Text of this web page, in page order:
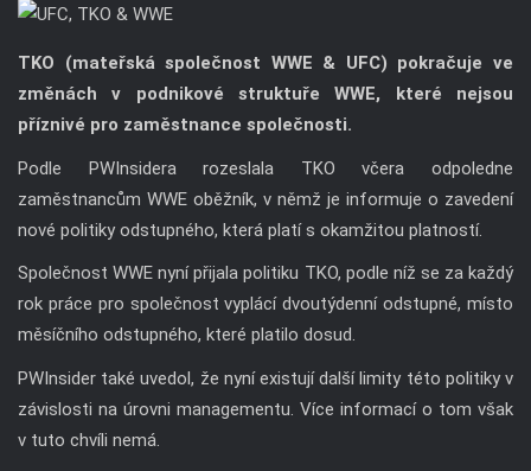
TKO (mateřská společnost WWE & UFC) pokračuje ve
změnách v podnikové struktuře WWE, které nejsou
příznivé pro zaměstnance společnosti.
Podle PWInsidera rozeslala TKO včera odpoledne
zaměstnancům WWE oběžník, v němž je informuje o zavedení
nové politiky odstupného, která platí s okamžitou platností.
Společnost WWE nyní přijala politiku TKO, podle níž se za každý
rok práce pro společnost vyplácí dvoutýdenní odstupné, místo
měsíčního odstupného, které platilo dosud.
PWInsider také uvedol, že nyní existují další limity této politiky v
závislosti na úrovni managementu. Více informací o tom však
v tuto chvíli nemá.